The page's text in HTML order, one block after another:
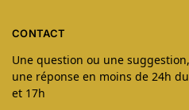
CONTACT
Une question ou une
une réponse en moins de 24h
et 17h